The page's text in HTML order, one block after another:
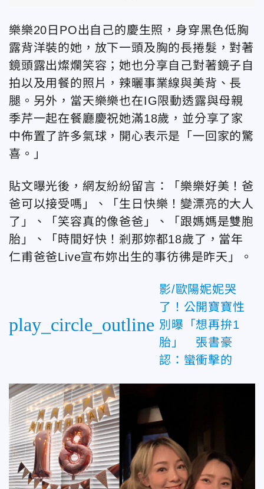
樂樂20日PO出自己的慶生照，身穿黑色低胸
露背洋裝的她，放下一頭及胸的長捲髮，對著
鏡頭露出燦爛笑容；她也分享自己對著鏡子自
拍以及用餐的照片，辣曬事業線與美背、長
腿。另外，當天樂樂也在IG限動透露與母親
季芹一起在餐廳慶祝她滿18歲，並分享了家
中佈置了許多氣球，開心表示是「一回家的驚
喜。」
貼文曝光後，網友紛紛留言：「樂樂好美！爸
爸可以接受嗎」、「生日快樂！變漂亮的大人
了」、「笑容真的像爸爸」、「跟媽媽是雙胞
胎」、「時間好快！剎那妳都18歲了，當年
仁甫爸爸Live宣布妳出生的事彷彿是昨天」。
play_circle_outline
影/歐陽妮妮哭
了！公開寶寶性
別曝「想再拚1
胎」 張書豪
認：蠻衝擊的